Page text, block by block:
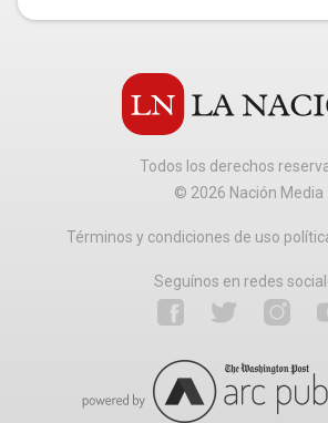
Todos los derechos
© 2026 Nación Media
Términos y condiciones de uso
Seguínos en redes